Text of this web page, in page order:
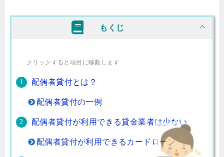
もくじ
クリックすると項目に移動します
配偶者貸付とは？
配偶者貸付の一例
配偶者貸付が利用できる貸金業者は少ない
配偶者貸付が利用できるカードローン